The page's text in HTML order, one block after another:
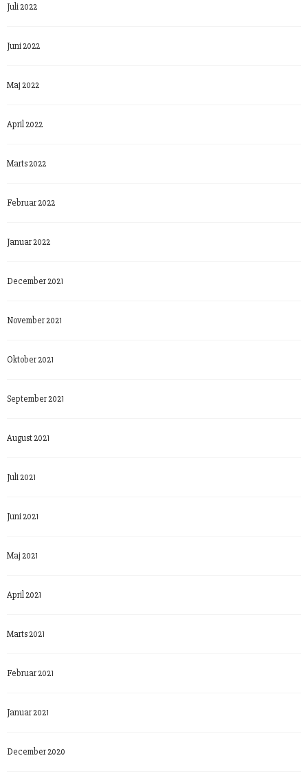
Juli 2022
Juni 2022
Maj 2022
April 2022
Marts 2022
Februar 2022
Januar 2022
December 2021
November 2021
Oktober 2021
September 2021
August 2021
Juli 2021
Juni 2021
Maj 2021
April 2021
Marts 2021
Februar 2021
Januar 2021
December 2020